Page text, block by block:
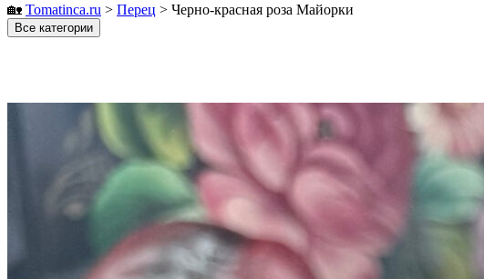
🏡 Tomatinсa.ru > Перец > Черно-красная роза Майорки
Все категории